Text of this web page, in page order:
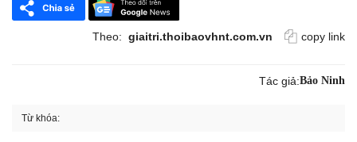
Theo: giaitri.thoibaovhnt.com.vn copy link
Tác giả:Bảo Ninh
Từ khóa: